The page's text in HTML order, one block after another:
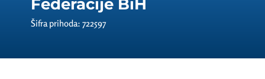
Federacije BiH
Šifra prihoda: 722597